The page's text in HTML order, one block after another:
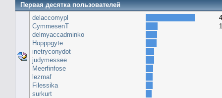
Первая десятка пользователей
delaccomypl
CymmesenT
delmyaccadminko
Hopppgyte
inetryconydot
judymessee
Meerfinfose
lezmaf
Filessika
surkurt